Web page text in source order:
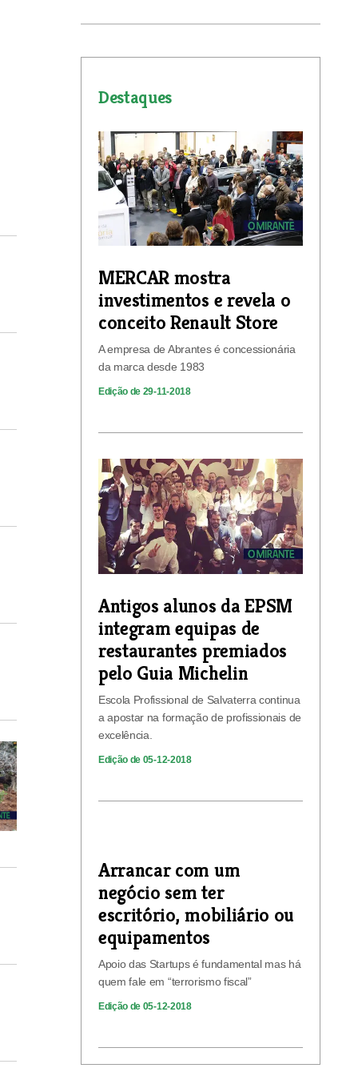
Destaques
MERCAR mostra
investimentos e revela o
conceito Renault Store
A empresa de Abrantes é concessionária
da marca desde 1983
Edição de 29-11-2018
Antigos alunos da EPSM
integram equipas de
restaurantes premiados
pelo Guia Michelin
Escola Profissional de Salvaterra continua
a apostar na formação de profissionais de
excelência.
Edição de 05-12-2018
Arrancar com um
negócio sem ter
escritório, mobiliário ou
equipamentos
Apoio das Startups é fundamental mas há
quem fale em “terrorismo fiscal”
Edição de 05-12-2018